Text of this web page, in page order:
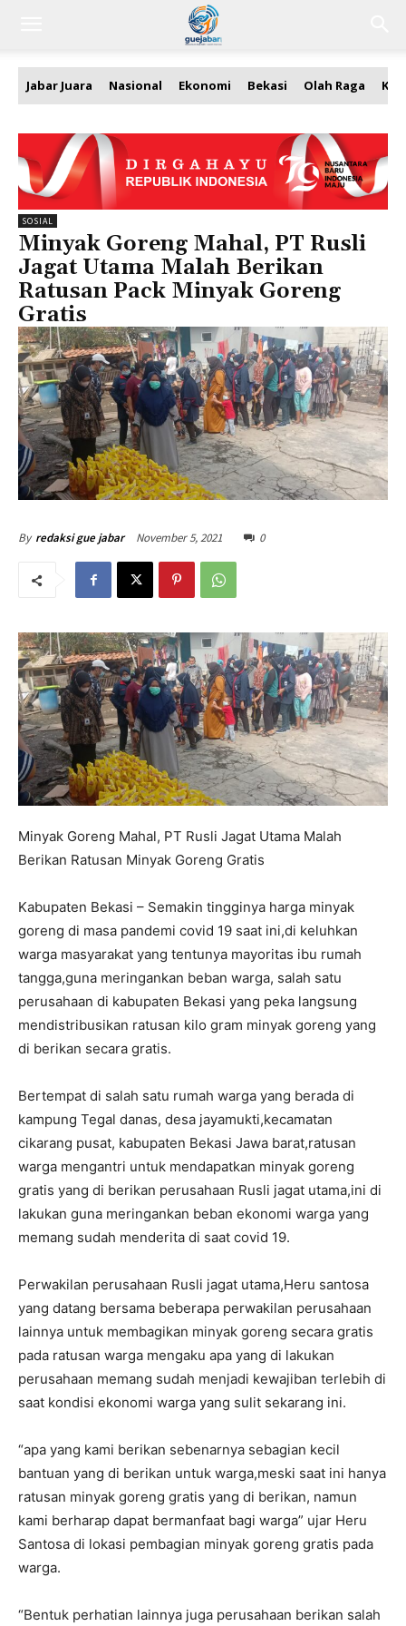
Jabar Juara Nasional Ekonomi Bekasi Olah Raga
SOSIAL
Minyak Goreng Mahal, PT Rusli
Jagat Utama Malah Berikan
Ratusan Pack Minyak Goreng
Gratis
By redaksi gue jabar November 5, 2021 0
Minyak Goreng Mahal, PT Rusli Jagat Utama Malah
Berikan Ratusan Minyak Goreng Gratis
Kabupaten Bekasi – Semakin tingginya harga minyak
goreng di masa pandemi covid 19 saat ini,di keluhkan
warga masyarakat yang tentunya mayoritas ibu rumah
tangga,guna meringankan beban warga, salah satu
perusahaan di kabupaten Bekasi yang peka langsung
mendistribusikan ratusan kilo gram minyak goreng yang
di berikan secara gratis.
Bertempat di salah satu rumah warga yang berada di
kampung Tegal danas, desa jayamukti,kecamatan
cikarang pusat, kabupaten Bekasi Jawa barat,ratusan
warga mengantri untuk mendapatkan minyak goreng
gratis yang di berikan perusahaan Rusli jagat utama,ini di
lakukan guna meringankan beban ekonomi warga yang
memang sudah menderita di saat covid 19.
Perwakilan perusahaan Rusli jagat utama,Heru santosa
yang datang bersama beberapa perwakilan perusahaan
lainnya untuk membagikan minyak goreng secara gratis
pada ratusan warga mengaku apa yang di lakukan
perusahaan memang sudah menjadi kewajiban terlebih di
saat kondisi ekonomi warga yang sulit sekarang ini.
“apa yang kami berikan sebenarnya sebagian kecil
bantuan yang di berikan untuk warga,meski saat ini hanya
ratusan minyak goreng gratis yang di berikan, namun
kami berharap dapat bermanfaat bagi warga” ujar Heru
Santosa di lokasi pembagian minyak goreng gratis pada
warga.
“Bentuk perhatian lainnya juga perusahaan berikan salah